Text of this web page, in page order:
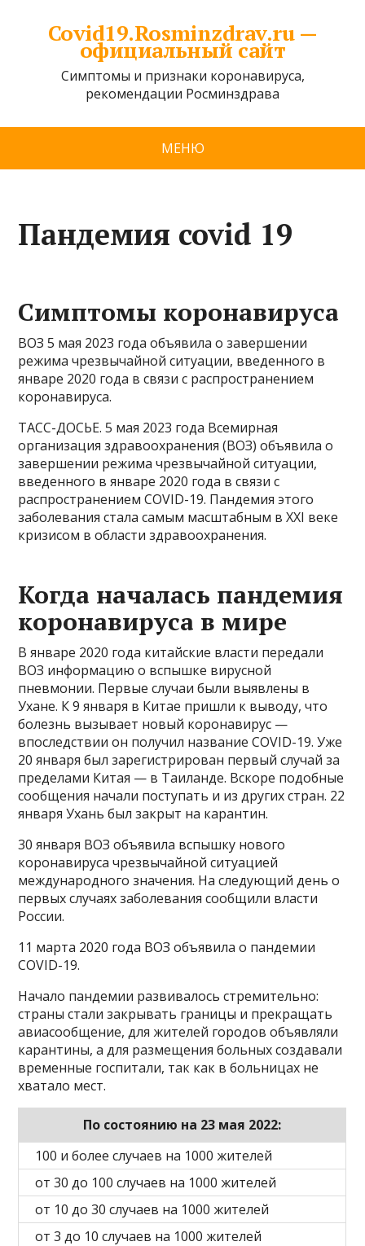
Covid19.Rosminzdrav.ru —
официальный сайт
Симптомы и признаки коронавируса,
рекомендации Росминздрава
МЕНЮ
Пандемия covid 19
Симптомы коронавируса
ВОЗ 5 мая 2023 года объявила о завершении
режима чрезвычайной ситуации, введенного в
январе 2020 года в связи с распространением
коронавируса.
ТАСС-ДОСЬЕ. 5 мая 2023 года Всемирная
организация здравоохранения (ВОЗ) объявила о
завершении режима чрезвычайной ситуации,
введенного в январе 2020 года в связи с
распространением COVID-19. Пандемия этого
заболевания стала самым масштабным в XXI веке
кризисом в области здравоохранения.
Когда началась пандемия
коронавируса в мире
В январе 2020 года китайские власти передали
ВОЗ информацию о вспышке вирусной
пневмонии. Первые случаи были выявлены в
Ухане. К 9 января в Китае пришли к выводу, что
болезнь вызывает новый коронавирус —
впоследствии он получил название COVID-19. Уже
20 января был зарегистрирован первый случай за
пределами Китая — в Таиланде. Вскоре подобные
сообщения начали поступать и из других стран. 22
января Ухань был закрыт на карантин.
30 января ВОЗ объявила вспышку нового
коронавируса чрезвычайной ситуацией
международного значения. На следующий день о
первых случаях заболевания сообщили власти
России.
11 марта 2020 года ВОЗ объявила о пандемии
COVID-19.
Начало пандемии развивалось стремительно:
страны стали закрывать границы и прекращать
авиасообщение, для жителей городов объявляли
карантины, а для размещения больных создавали
временные госпитали, так как в больницах не
хватало мест.
По состоянию на 23 мая 2022:
100 и более случаев на 1000 жителей
от 30 до 100 случаев на 1000 жителей
от 10 до 30 случаев на 1000 жителей
от 3 до 10 случаев на 1000 жителей